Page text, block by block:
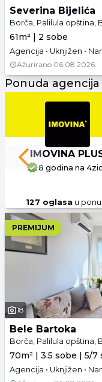
Severina Bijelića
Borča, Palilula opština,
61m² | 2 sobe
Agencija • Uknjižen •
Ažurirano 06.08.2026.
Ponuda
IMOVINA
8 godina na
127 oglasa u
Previous slide
PREMIJUM
18
Bele Bartoka
Borča, Palilula opština,
70m² | 3.5 sobe | 5/7
Agencija • Uknjižen •